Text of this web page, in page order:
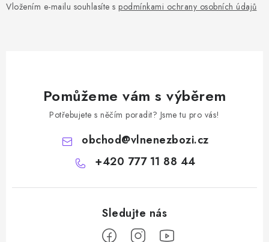
Vložením e-mailu souhlasíte s podmínkami ochrany osobních údajů
Pomůžeme vám s výběrem
Potřebujete s něčím poradit? Jsme tu pro vás!
obchod@vlnenezbozi.cz
+420 777 11 88 44